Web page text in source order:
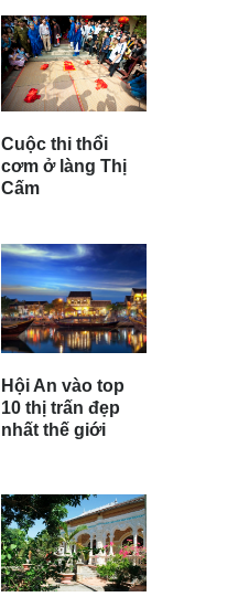
Cuộc thi thổi
cơm ở làng Thị
Cấm
Hội An vào top
10 thị trấn đẹp
nhất thế giới